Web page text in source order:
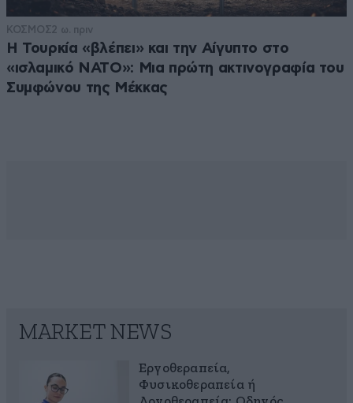
ΚΟΣΜΟΣ2 ω. πριν
Η Τουρκία «βλέπει» και την Αίγυπτο στο
«ισλαμικό ΝΑΤΟ»: Μια πρώτη ακτινογραφία του
Συμφώνου της Μέκκας
MARKET NEWS
Εργοθεραπεία,
Φυσικοθεραπεία ή